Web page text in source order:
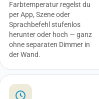
Farbtemperatur regelst du
per App, Szene oder
Sprachbefehl stufenlos
herunter oder hoch — ganz
ohne separaten Dimmer in
der Wand.